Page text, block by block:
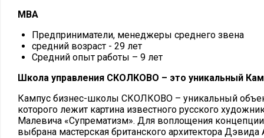
MBA
Предприниматели, менеджеры среднего звена
средний возраст - 29 лет
Средний опыт работы – 9 лет
Школа управления СКОЛКОВО – это уникальный
Кампус бизнес-школы СКОЛКОВО – уникальный
которого лежит картина известного русского
Малевича «Супрематизм». Для воплощения
выбрана мастерская британского архитектора